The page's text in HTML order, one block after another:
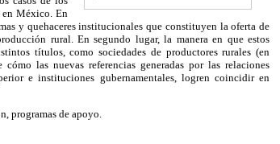
en México. En
y quehaceres institucionales que constituyen la oferta de
rural. En segundo lugar, la manera en que estos
títulos, como sociedades de productores rurales (en
las nuevas referencias generadas por las relaciones
e instituciones gubernamentales, logren coincidir en
programas de apoyo.